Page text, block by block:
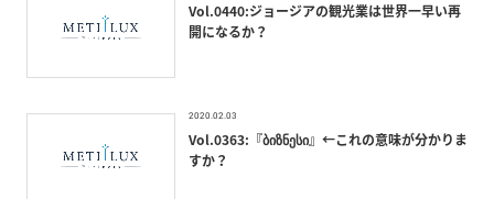
Vol.0440:ジョージアの観光業は世界一早い再
開になるか？
2020.02.03
Vol.0363:『ბიზნესი』←これの意味が分かりま
すか？